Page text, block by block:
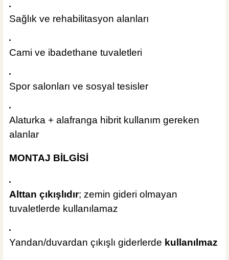
Sağlık ve rehabilitasyon alanları
Cami ve ibadethane tuvaletleri
Spor salonları ve sosyal tesisler
Alaturka + alafranga hibrit kullanım gereken
alanlar
MONTAJ BİLGİSİ
Alttan çıkışlıdır; zemin gideri olmayan
tuvaletlerde kullanılamaz
Yandan/duvardan çıkışlı giderlerde kullanılmaz